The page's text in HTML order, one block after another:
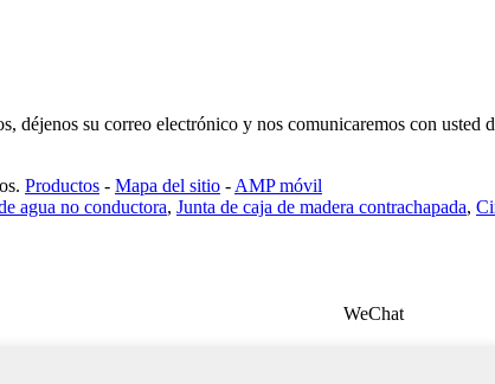
déjenos su correo electrónico y nos comunicaremos con usted
Productos - Mapa del sitio - AMP móvil
agua no conductora, Junta de caja de madera contrachapada,
WeChat